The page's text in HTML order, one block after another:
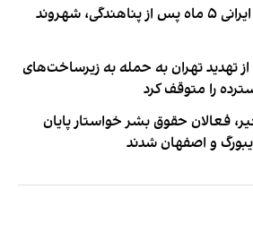
دو فوتبالیست زن ایرانی ۵ ماه پس از پناهندگی، شهروند
تهدید تهران به حمله به زیرساخت‌های
را متوقف کرد
فعالان حقوق بشر خواستار پایان
و اصفهان شدند